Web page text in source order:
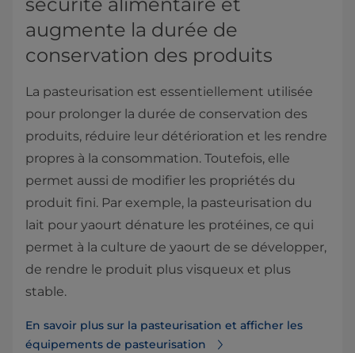
sécurité alimentaire et
augmente la durée de
conservation des produits
La pasteurisation est essentiellement utilisée
pour prolonger la durée de conservation des
produits, réduire leur détérioration et les rendre
propres à la consommation. Toutefois, elle
permet aussi de modifier les propriétés du
produit fini. Par exemple, la pasteurisation du
lait pour yaourt dénature les protéines, ce qui
permet à la culture de yaourt de se développer,
de rendre le produit plus visqueux et plus
stable.
En savoir plus sur la pasteurisation et afficher les
équipements de pasteurisation